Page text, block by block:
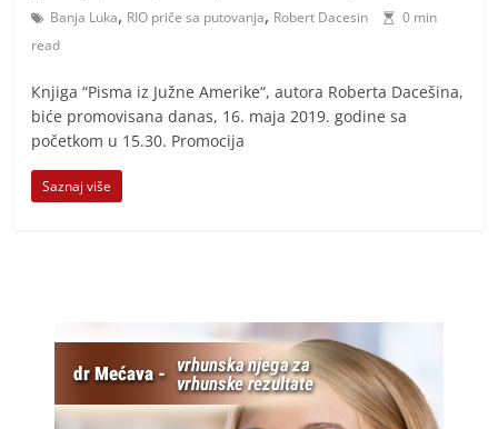
Banja Luka, RIO priče sa putovanja, Robert Dacesin
0 min
read
Кnjiga “Pisma iz Južne Amerike“, autora Roberta Dacešina,
biće promovisana danas, 16. maja 2019. godine sa
početkom u 15.30. Promocija
Saznaj više